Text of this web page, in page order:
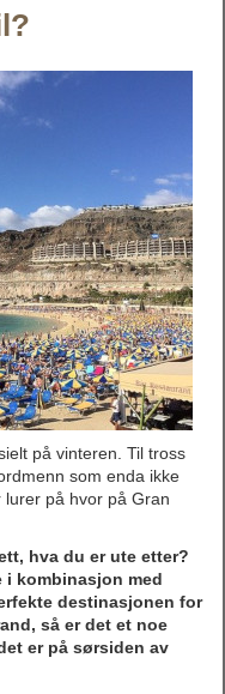
på vinteren. Til tross
som enda ikke
på hvor på Gran
hva du er ute etter?
i kombinasjon med
destinasjonen for
så er det et noe
er på sørsiden av